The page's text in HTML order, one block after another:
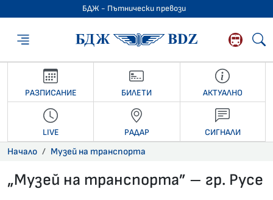
БДЖ - Пътнически превози
БДЖ -
РАЗПИСАНИЕ БИЛЕТИ АКТУАЛНО
LIVE РАДАР СИГНАЛИ
Начало Музей на транспорта
„Музей на транспорта” – гр. Русе